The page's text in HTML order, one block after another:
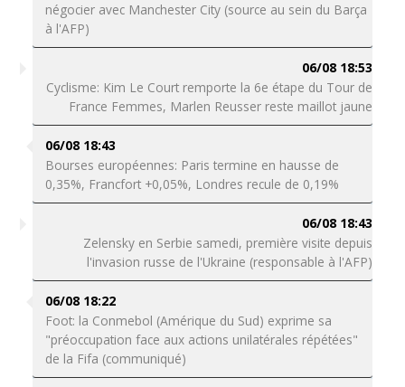
négocier avec Manchester City (source au sein du Barça
à l'AFP)
06/08 18:53
Cyclisme: Kim Le Court remporte la 6e étape du Tour de
France Femmes, Marlen Reusser reste maillot jaune
06/08 18:43
Bourses européennes: Paris termine en hausse de
0,35%, Francfort +0,05%, Londres recule de 0,19%
06/08 18:43
Zelensky en Serbie samedi, première visite depuis
l'invasion russe de l'Ukraine (responsable à l'AFP)
06/08 18:22
Foot: la Conmebol (Amérique du Sud) exprime sa
"préoccupation face aux actions unilatérales répétées"
de la Fifa (communiqué)